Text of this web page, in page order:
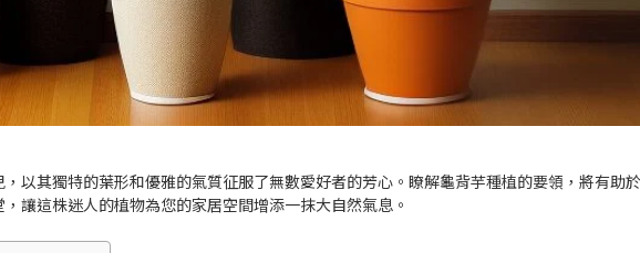
以其獨特的葉形和優雅的氣質征服了無數愛好者的芳心。瞭解龜背芋種植的要領，將有助
讓這株迷人的植物為您的家居空間增添一抹大自然氣息。